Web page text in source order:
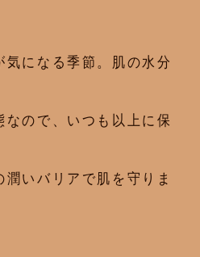
になる季節。肌の水分
ので、いつも以上に保
いバリアで肌を守りま